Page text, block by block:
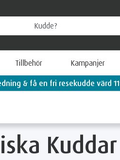
Tillbehör Kampanjer
& få en fri resekudde värd
Kuddar